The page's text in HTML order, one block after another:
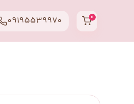
۰ 09195539970